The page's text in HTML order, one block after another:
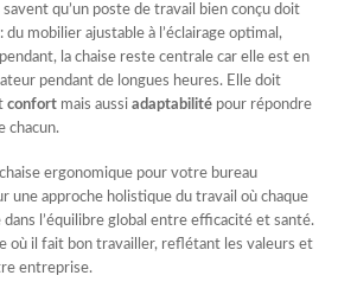
qu’un poste de travail bien conçu doit
mobilier ajustable à l’éclairage optimal,
la chaise reste centrale car elle est en
pendant de longues heures. Elle doit
confort mais aussi adaptabilité pour répondre
chacun.
ergonomique pour votre bureau
une approche holistique du travail où chaque
l’équilibre global entre efficacité et santé.
où il fait bon travailler, reflétant les valeurs et
entreprise.